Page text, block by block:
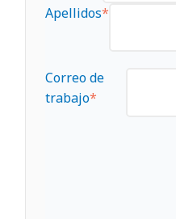
Apellidos*
Correo de
trabajo*